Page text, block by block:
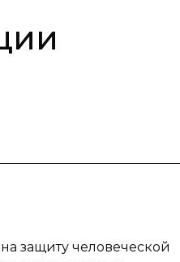
защиту человеческой